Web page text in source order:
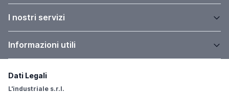
I nostri servizi
Informazioni utili
Dati Legali
L'industriale s.r.l.